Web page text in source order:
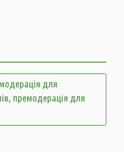
для
премодерація для